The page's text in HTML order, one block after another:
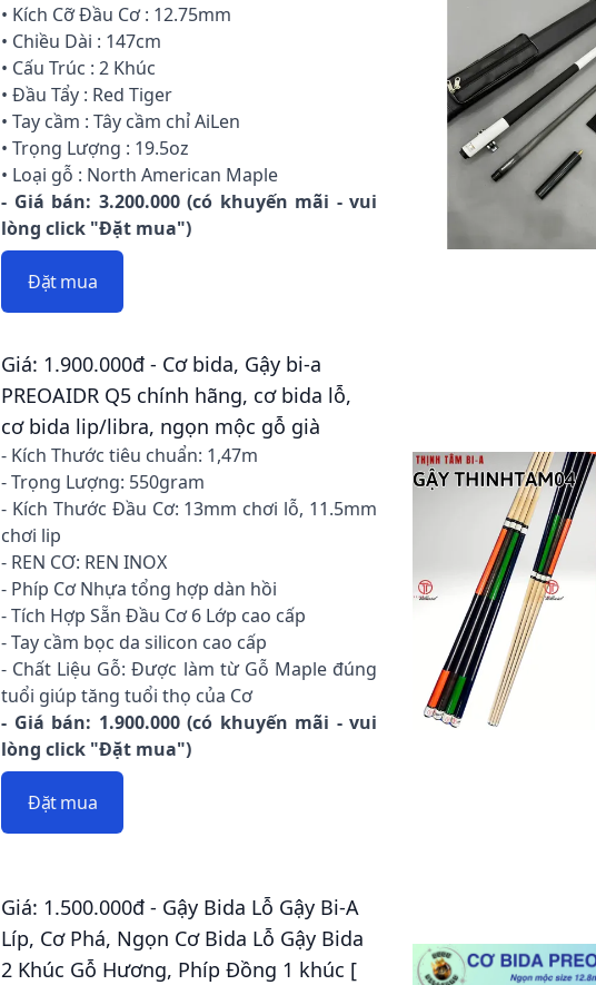
• Kích Cỡ Đầu Cơ : 12.75mm
• Chiều Dài : 147cm
• Cấu Trúc : 2 Khúc
• Đầu Tẩy : Red Tiger
• Tay cầm : Tây cầm chỉ AiLen
• Trọng Lượng : 19.5oz
• Loại gỗ : North American Maple
- Giá bán: 3.200.000 (có khuyến mãi - vui
lòng click "Đặt mua")
Đặt mua
Giá: 1.900.000đ - Cơ bida, Gậy bi-a
PREOAIDR Q5 chính hãng, cơ bida lỗ,
cơ bida lip/libra, ngọn mộc gỗ già
- Kích Thước tiêu chuẩn: 1,47m
- Trọng Lượng: 550gram
- Kích Thước Đầu Cơ: 13mm chơi lỗ, 11.5mm
chơi lip
- REN CƠ: REN INOX
- Phíp Cơ Nhựa tổng hợp dàn hồi
- Tích Hợp Sẵn Đầu Cơ 6 Lớp cao cấp
- Tay cầm bọc da silicon cao cấp
- Chất Liệu Gỗ: Được làm từ Gỗ Maple đúng
tuổi giúp tăng tuổi thọ của Cơ
- Giá bán: 1.900.000 (có khuyến mãi - vui
lòng click "Đặt mua")
Đặt mua
Giá: 1.500.000đ - Gậy Bida Lỗ Gậy Bi-A
Líp, Cơ Phá, Ngọn Cơ Bida Lỗ Gậy Bida
2 Khúc Gỗ Hương, Phíp Đồng 1 khúc [